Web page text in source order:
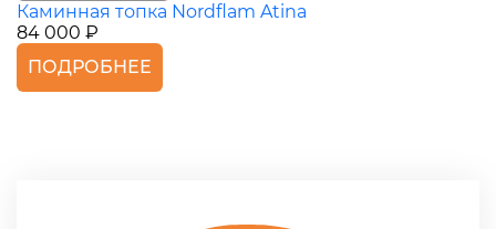
Каминная топка Nordflam Atina
84 000 ₽
ПОДРОБНЕЕ